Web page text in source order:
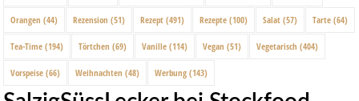
Orangen (44) Rezension (51) Rezept (491) Rezepte (100) Salat (57) Tarte (64)
Tea-Time (194) Törtchen (69) Vanille (114) Vegan (51) Vegetarisch (404)
Vorspeise (66) Weihnachten (48) Werbung (143)